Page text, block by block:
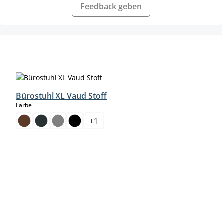
Feedback geben
Bürostuhl XL Vaud Stoff
Farbeauswählen
+1